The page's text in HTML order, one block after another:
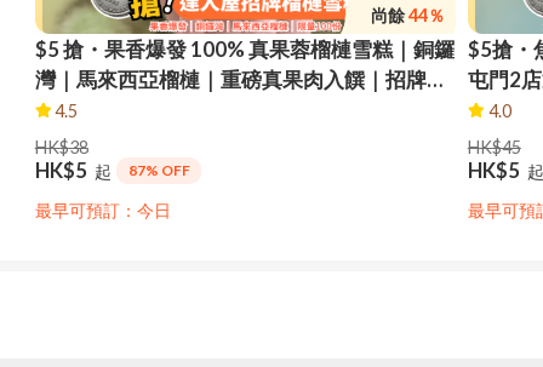
尚餘44％
$5 搶・果香爆發 100% 真果蓉榴槤雪糕｜銅鑼
灣｜馬來西亞榴槤｜重磅真果肉入饌｜招牌榴
槤雪糕｜即換即食｜限量100份
4.5
HK$38
HK$5 起 87% OFF
最早可預訂：今日
$5搶・
屯門2
金枕頭
市自取
4.0
HK$45
HK$5 起
最早可預